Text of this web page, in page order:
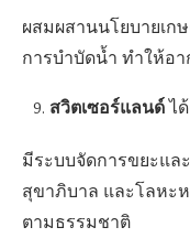
ผสมผสานนโยบายเก
การบำบัดน้ำ ทำให้อ
สวิตเซอร์แลนด์ไ
มีระบบจัดการขยะแ
สุขาภิบาล และโลหะ
ตามธรรมชาติ